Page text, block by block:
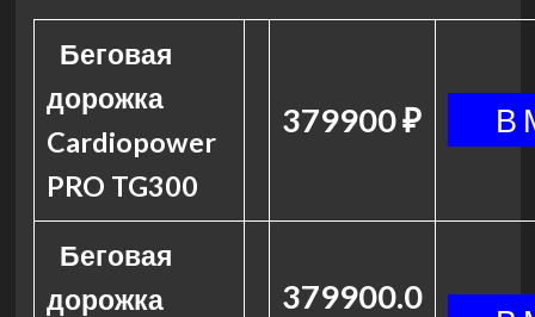
Беговая
дорожка
Cardiopower
PRO TG300
379900 ₽
Беговая
дорожка
379900.0